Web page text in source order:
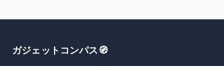
ガジェットコンパス🧭